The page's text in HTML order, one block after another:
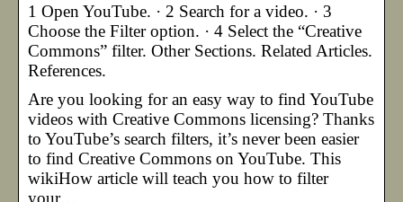
1 Open YouTube. · 2 Search for a video. · 3
Choose the Filter option. · 4 Select the “Creative
Commons” filter. Other Sections. Related Articles.
References.
Are you looking for an easy way to find YouTube
videos with Creative Commons licensing? Thanks
to YouTube’s search filters, it’s never been easier
to find Creative Commons on YouTube. This
wikiHow article will teach you how to filter
your…